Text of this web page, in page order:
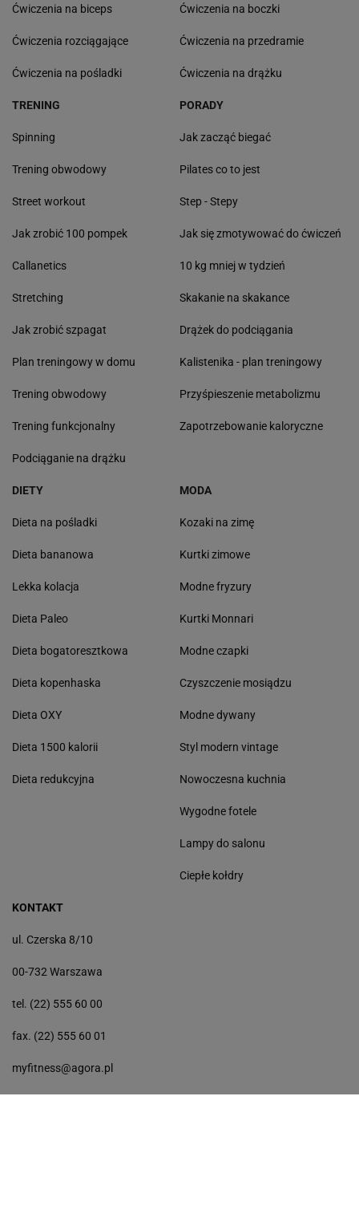
Ćwiczenia na biceps
Ćwiczenia rozciągające
Ćwiczenia na pośladki
Ćwiczenia na boczki
Ćwiczenia na przedramie
Ćwiczenia na drążku
TRENING
Spinning
Trening obwodowy
Street workout
Jak zrobić 100 pompek
Callanetics
Stretching
Jak zrobić szpagat
Plan treningowy w domu
Trening obwodowy
Trening funkcjonalny
Podciąganie na drążku
PORADY
Jak zacząć biegać
Pilates co to jest
Step - Stepy
Jak się zmotywować do ćwiczeń
10 kg mniej w tydzień
Skakanie na skakance
Drążek do podciągania
Kalistenika - plan treningowy
Przyśpieszenie metabolizmu
Zapotrzebowanie kaloryczne
DIETY
Dieta na pośladki
Dieta bananowa
Lekka kolacja
Dieta Paleo
Dieta bogatoresztkowa
Dieta kopenhaska
Dieta OXY
Dieta 1500 kalorii
Dieta redukcyjna
MODA
Kozaki na zimę
Kurtki zimowe
Modne fryzury
Kurtki Monnari
Modne czapki
Czyszczenie mosiądzu
Modne dywany
Styl modern vintage
Nowoczesna kuchnia
Wygodne fotele
Lampy do salonu
Ciepłe kołdry
KONTAKT
ul. Czerska 8/10
00-732 Warszawa
tel. (22) 555 60 00
fax. (22) 555 60 01
myfitness@agora.pl